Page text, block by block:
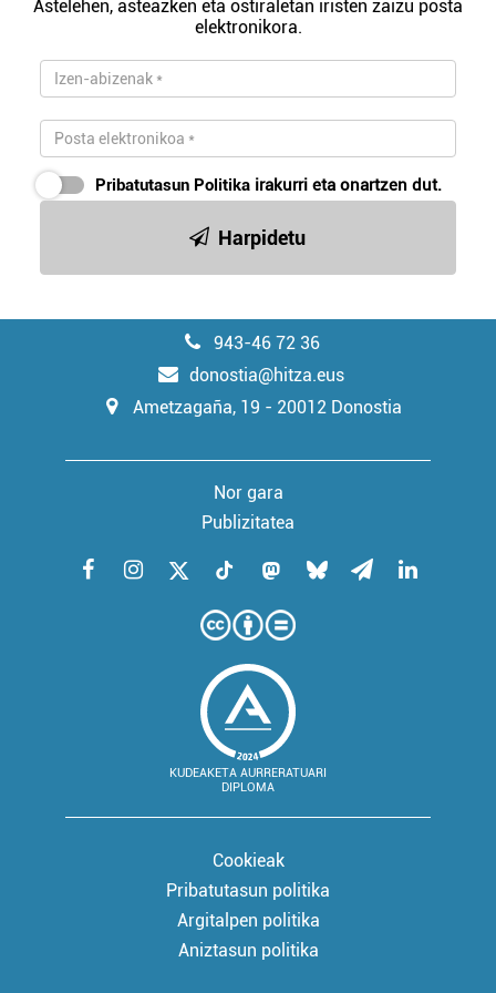
fitxategiak erabiltzen ditu. Zure esperientzia eta
zerbitzuak hobetzeko asmoz, cookie teknologiaz
baliatzen gara. Ohar hau onartuz gero, teknologia hori
erabiltzeko baimen esplizitua ematen diguzu.
irakurri
Astelehen, asteazken eta ostiraletan iristen zaizu posta
elektronikora.
Pribatutasun Politika irakurri eta onartzen dut.
Harpidetu
943-46 72 36
donostia@hitza.eus
Ametzagaña, 19 - 20012 Donostia
Nor gara
Publizitatea
KUDEAKETA AURRERATUARI
DIPLOMA
Cookieak
Pribatutasun politika
Argitalpen politika
Aniztasun politika